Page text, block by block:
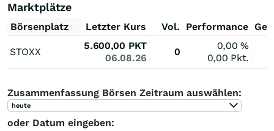
Marktplätze
Börsenplatz Letzter Kurs Vol. Performance
STOXX
5.600,00 PKT
06.08.26
0
0,00%
0,00 Pkt.
Zusammenfassung Börsen Zeitraum auswählen:
heute
oder Datum eingeben: